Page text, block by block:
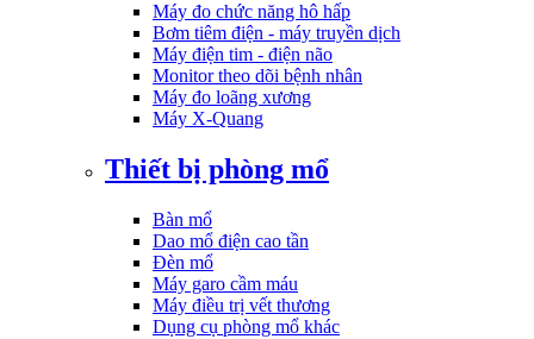
Máy đo chức năng hô hấp
Bơm tiêm điện - máy truyền dịch
Máy điện tim - điện não
Monitor theo dõi bệnh nhân
Máy đo loãng xương
Máy X-Quang
Thiết bị phòng mổ
Bàn mổ
Dao mổ điện cao tần
Đèn mổ
Máy garo cầm máu
Máy điều trị vết thương
Dụng cụ phòng mổ khác